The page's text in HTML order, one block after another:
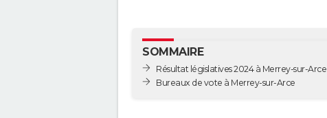
SOMMAIRE
Résultat législatives 2024 à Merrey-sur-Arce
Bureaux de vote à Merrey-sur-Arce